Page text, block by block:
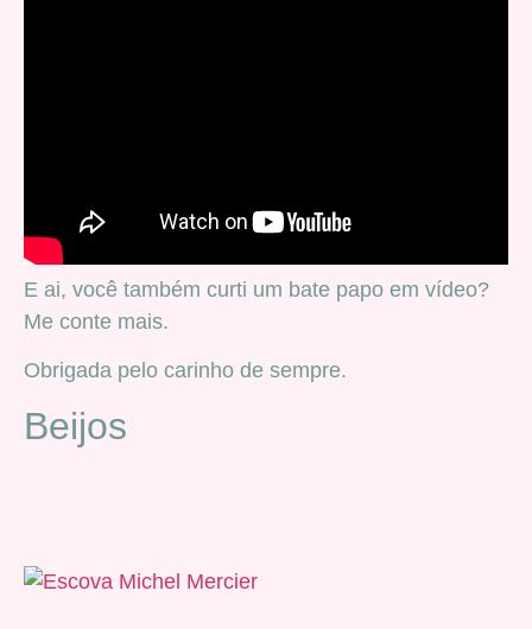
E ai, você também curti um bate papo em vídeo?
Me conte mais.
Obrigada pelo carinho de sempre.
Beijos